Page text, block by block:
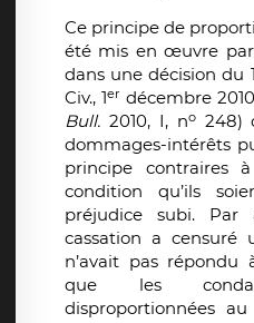
Ce principe de
été mis en œuvre par
dans une décision du 1
Civ., 1er décembre
Bull. 2010, I, no248)
dommages-intérêts
principe contraires
condition qu’ils
préjudice subi.
cassation a censuré
n’avait pas
que les
disproportionnées